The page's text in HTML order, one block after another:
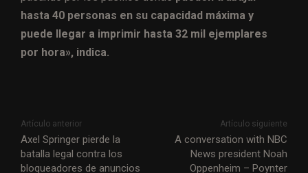
hasta 40 personas en su capacidad máxima y
puede llegar a imprimir hasta 32 mil ejemplares
por hora», indica.
Artículo anterior
Axel Springer pierde la
batalla legal contra los
bloqueadores de anuncios
Artículo siguiente
A conversation with NBC
News president Noah
Oppenheim – Poynter